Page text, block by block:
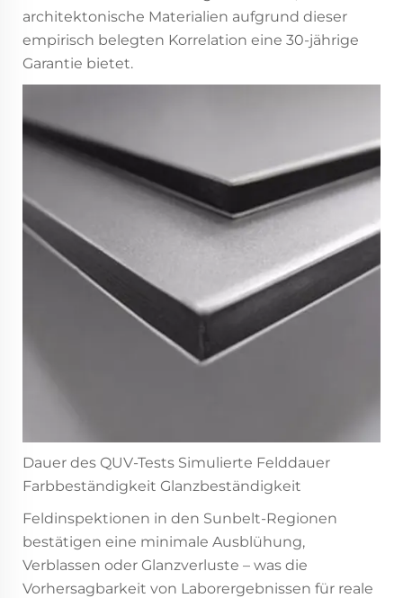
architektonische Materialien aufgrund dieser
empirisch belegten Korrelation eine 30-jährige
Garantie bietet.
Dauer des QUV-Tests Simulierte Felddauer
Farbbeständigkeit Glanzbeständigkeit
Feldinspektionen in den Sunbelt-Regionen
bestätigen eine minimale Ausblühung,
Verblassen oder Glanzverluste – was die
Vorhersagbarkeit von Laborergebnissen für reale